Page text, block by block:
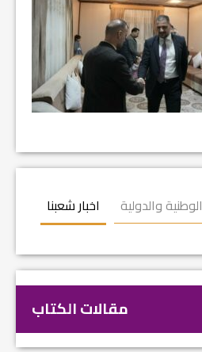
اخبار شعبنا الوطنية والدولية
مقالات الكتاب